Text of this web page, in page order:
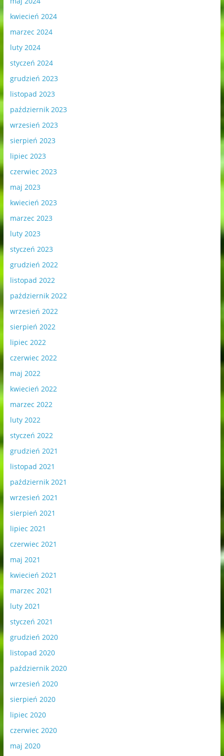
kwiecień 2024
marzec 2024
luty 2024
styczeń 2024
grudzień 2023
listopad 2023
październik 2023
wrzesień 2023
sierpień 2023
lipiec 2023
czerwiec 2023
maj 2023
kwiecień 2023
marzec 2023
luty 2023
styczeń 2023
grudzień 2022
listopad 2022
październik 2022
wrzesień 2022
sierpień 2022
lipiec 2022
czerwiec 2022
maj 2022
kwiecień 2022
marzec 2022
luty 2022
styczeń 2022
grudzień 2021
listopad 2021
październik 2021
wrzesień 2021
sierpień 2021
lipiec 2021
czerwiec 2021
maj 2021
kwiecień 2021
marzec 2021
luty 2021
styczeń 2021
grudzień 2020
listopad 2020
październik 2020
wrzesień 2020
sierpień 2020
lipiec 2020
czerwiec 2020
maj 2020